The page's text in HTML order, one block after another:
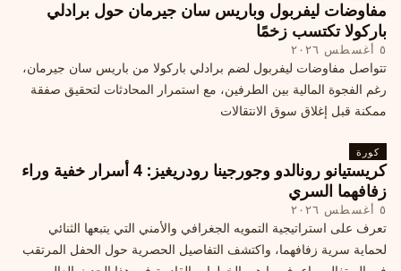
مفاوضات ليفربول وباريس سان جيرمان حول برادلي
باركولا تكتسب زخمًا
٥ أغسطس ٢٠٢٦
تتواصل مفاوضات ليفربول لضم برادلي باركولا من باريس سان جيرمان،
رغم الفجوة المالية بين الطرفين، مع استمرار المحادثات لتحقيق صفقة
ممكنة قبل إغلاق سوق الانتقالات
كورة
كريستيانو رونالدو وجورجينا رودريغيز: 4 أسرار خفية وراء
زفافهما السري
٥ أغسطس ٢٠٢٦
تعرف على استراتيجية التمويه الجغرافي والأمني التي يتبعها الثنائي
لحماية سرية زفافهما، واكتشف التفاصيل الحصرية حول الحفل المرتقب